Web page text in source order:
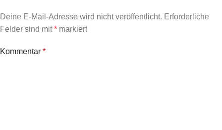
Deine E-Mail-Adresse wird nicht veröffentlicht. Erforderliche
Felder sind mit* markiert
Kommentar *